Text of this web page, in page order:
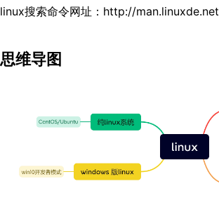
linux搜索命令网址：http://man.linuxde.net
思维导图